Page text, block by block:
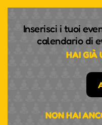
Inserisci i tuoi
calendario di
HAI GIÀ
NON HAI